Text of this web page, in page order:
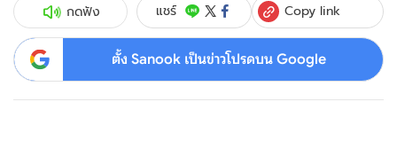
กดฟัง แชร์ Copy link
ตั้ง Sanook เป็นข่าวโปรดบน Google